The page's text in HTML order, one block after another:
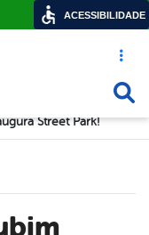
Acesso
Street Park!
ACESSIBILIDADE